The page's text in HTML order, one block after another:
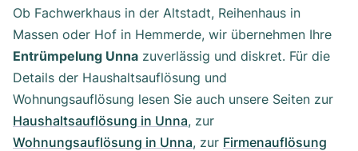
Ob Fachwerkhaus in der Altstadt, Reihenhaus in
Massen oder Hof in Hemmerde, wir übernehmen Ihre
Entrümpelung Unna zuverlässig und diskret. Für die
Details der Haushaltsauflösung und
Wohnungsauflösung lesen Sie auch unsere Seiten zur
Haushaltsauflösung in Unna, zur
Wohnungsauflösung in Unna, zur Firmenauflösung